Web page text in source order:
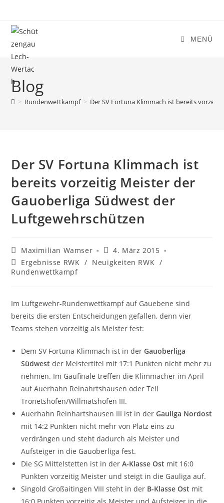
springen
MENÜ
Blog
> Rundenwettkampf > Der SV Fortuna Klimmach ist bereits
Der SV Fortuna Klimmach ist
bereits vorzeitig Meister der
Gauoberliga Südwest der
Luftgewehrschützen
Beitrags-
Autor:
Maximilian Wamser
Beitrag
veröffentlicht:
4. März 2015
Beitrags-
Kategorie:
Ergebnisse RWK / Neuigkeiten RWK /
Rundenwettkampf
Im Luftgewehr-Rundenwettkampf auf Gauebene sind
bereits die ersten Entscheidungen gefallen, denn vier
Teams stehen vorzeitig als Meister fest:
Dem SV Fortuna Klimmach ist in derGauoberliga
Südwest der Meistertitel mit 17:1 Punkten nicht mehr zu
nehmen. Im Gaufinale treffen die Klimmacher im April
auf Auerhahn Reinahrtshausen oder Tell
Tronetshofen/Willmatshofen III.
Auerhahn Reinhartshausen III ist in derGauliga Nordost
mit 14:2 Punkten nicht mehr von Platz eins zu
verdrängen und steht dadurch als Meister und
Aufsteiger in die Gauoberliga fest.
Die SG Mittelstetten ist in derA-Klasse Ost mit 16:0
Punkten vorzeitig Meister und steigt in die Gauliga auf.
Singold Großaitingen VIII steht in der B-Klasse Ost mit